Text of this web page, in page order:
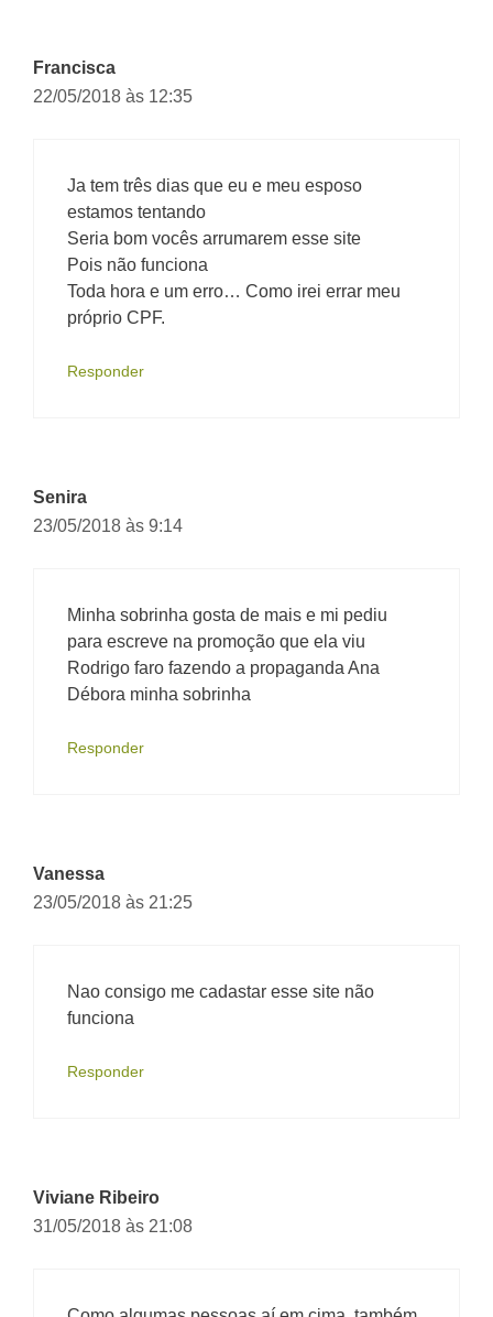
Francisca
22/05/2018 às 12:35
Ja tem três dias que eu e meu esposo
estamos tentando
Seria bom vocês arrumarem esse site
Pois não funciona
Toda hora e um erro… Como irei errar meu
próprio CPF.
Responder
Senira
23/05/2018 às 9:14
Minha sobrinha gosta de mais e mi pediu
para escreve na promoção que ela viu
Rodrigo faro fazendo a propaganda Ana
Débora minha sobrinha
Responder
Vanessa
23/05/2018 às 21:25
Nao consigo me cadastar esse site não
funciona
Responder
Viviane Ribeiro
31/05/2018 às 21:08